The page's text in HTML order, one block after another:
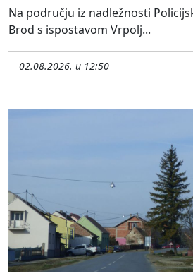
Na području iz nadležnosti
Brod s ispostavom Vrpolj...
02.08.2026. u 12:50